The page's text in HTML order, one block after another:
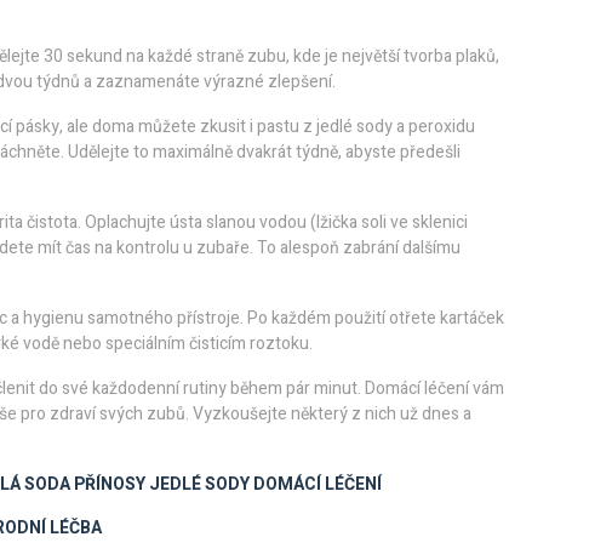
30 sekund na každé straně zubu, kde je největší tvorba plaků,
týdnů a zaznamenáte výrazné zlepšení.
ale doma můžete zkusit i pastu z jedlé sody a peroxidu
Udělejte to maximálně dvakrát týdně, abyste předešli
čistota. Oplachujte ústa slanou vodou (lžička soli ve sklenici
mít čas na kontrolu u zubaře. To alespoň zabrání dalšímu
hygienu samotného přístroje. Po každém použití otřete kartáček
vodě nebo speciálním čisticím roztoku.
do své každodenní rutiny během pár minut. Domácí léčení vám
pro zdraví svých zubů. Vyzkoušejte některý z nich už dnes a
SODAPŘÍNOSY JEDLÉ SODYDOMÁCÍ LÉČENÍ
LÉČBA